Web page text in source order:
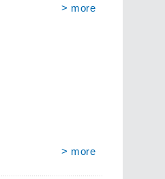
> more
> more